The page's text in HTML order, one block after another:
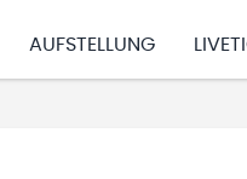
AUFSTELLUNG